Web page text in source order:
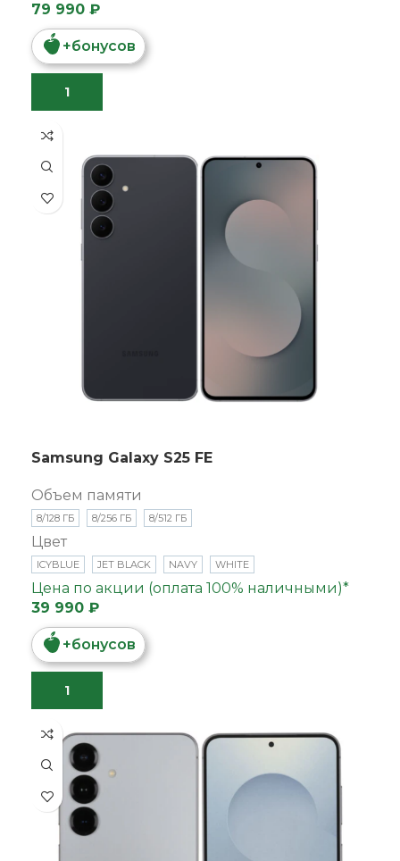
79 990 ₽
+бонусов
Samsung Galaxy S25 FE
Объем памяти
8/128 ГБ 8/256 ГБ 8/512 ГБ
Цвет
ICYBLUE JET BLACK NAVY WHITE
Цена по акции (оплата 100% наличными)*
39 990 ₽
+бонусов